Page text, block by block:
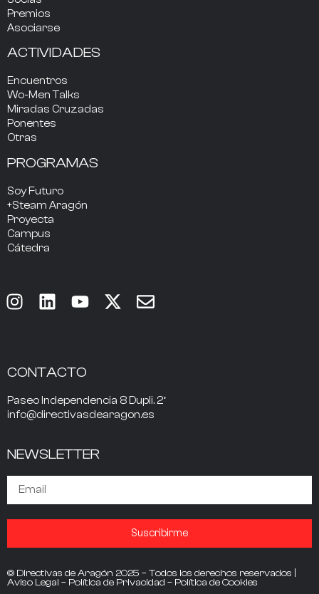
Premios
Asociarse
ACTIVIDADES
Encuentros
Wo-Men Talks
Miradas Cruzadas
Ponentes
Otras
PROGRAMAS
Soy Futuro
+Steam Aragón
Proyecta
Campus
Cátedra
CONTACTO
Paseo Independencia 8 Dupli. 2º
info@directivasdearagon.es
NEWSLETTER
Suscribirme
© Directivas de Aragón 2025 – Todos los derechos reservados |
Aviso Legal – Política de Privacidad – Política de Cookies